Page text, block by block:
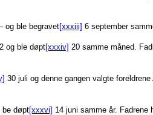
og ble begravet[xxxiii] 6 september
og ble døpt[xxxiv] 20 samme måned.
30 juli og denne gangen valgte
be døpt[xxxvi] 14 juni samme år. Fadrene